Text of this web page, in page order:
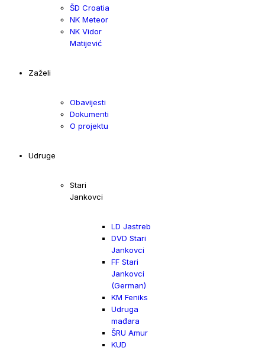
ŠD Croatia
NK Meteor
NK Vidor
Matijević
Zaželi
Obavijesti
Dokumenti
O projektu
Udruge
Stari
Jankovci
LD Jastreb
DVD Stari
Jankovci
FF Stari
Jankovci
(German)
KM Feniks
Udruga
mađara
ŠRU Amur
KUD